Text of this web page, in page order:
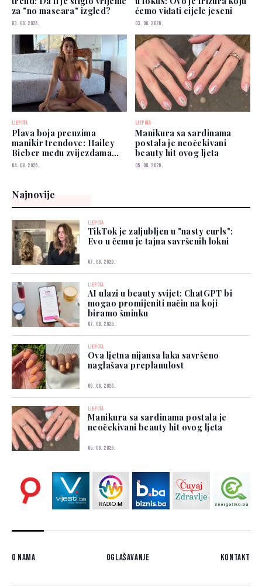
za "no mascara" izgled?
03. 08. 2026.
ćemo viđati cijele jeseni
03. 08. 2026.
LJEPOTA
Plava boja preuzima
manikir trendove: Hailey
Bieber među zvijezdama
koje je već nose
04. 08. 2026.
LJEPOTA
Manikura sa sardinama
postala je neočekivani
beauty hit ovog ljeta
05. 08. 2026.
Najnovije
LJEPOTA
TikTok je zaljubljen u "nasty curls":
Evo u čemu je tajna savršenih lokni
07. 08. 2026.
LJEPOTA
AI ulazi u beauty svijet: ChatGPT bi
mogao promijeniti način na koji
biramo šminku
07. 08. 2026.
LJEPOTA
Ova ljetna nijansa laka savršeno
naglašava preplanulost
06. 08. 2026.
LJEPOTA
Manikura sa sardinama postala je
neočekivani beauty hit ovog ljeta
05. 08. 2026.
O nama Oglašavanje Kontakt